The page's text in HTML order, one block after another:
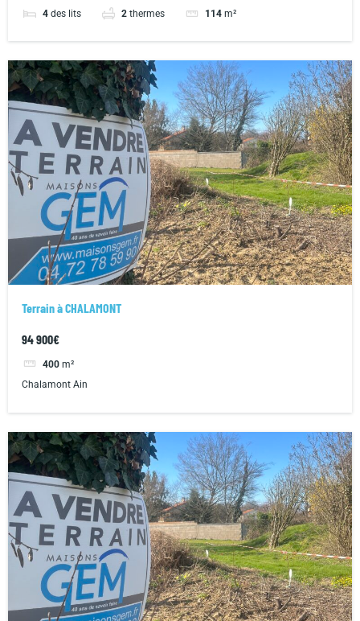
4 des lits 2 thermes 114 m²
Terrain à CHALAMONT
94 900€
400 m²
Chalamont Ain